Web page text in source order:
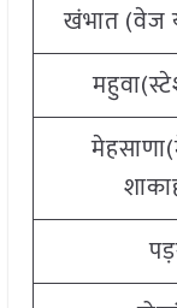
खंभात (वेज